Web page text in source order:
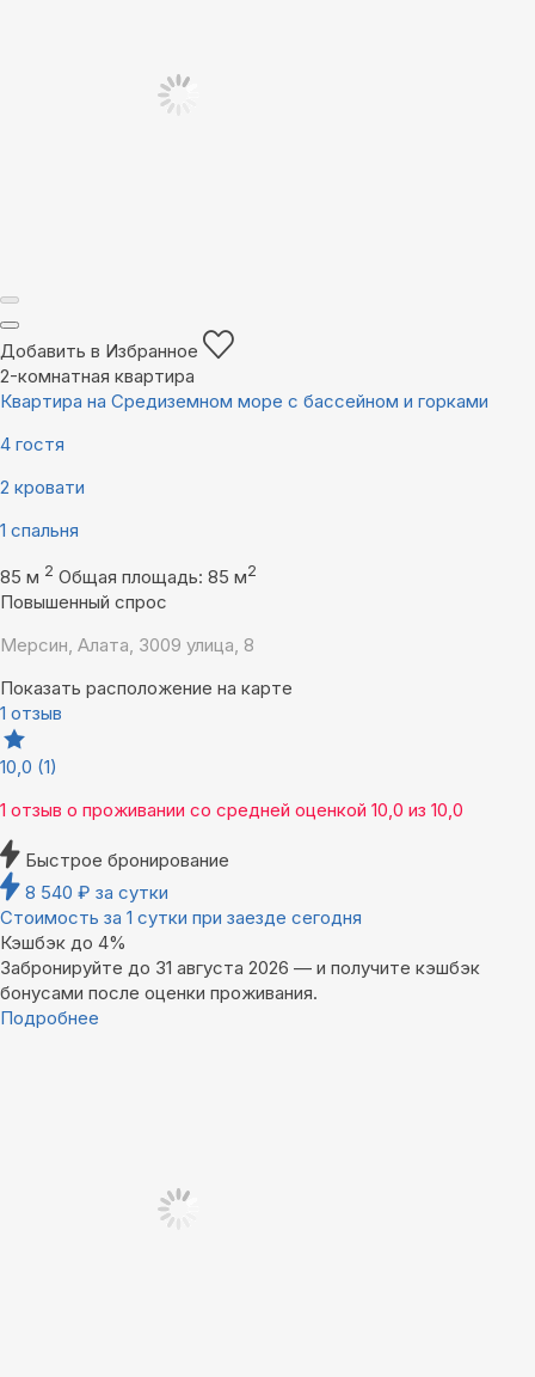
Добавить в Избранное
2-комнатная квартира
Квартира на Средиземном море с бассейном и горками
4 гостя
2 кровати
1 спальня
85 м 2 Общая площадь: 85 м2
Повышенный спрос
Мерсин, Алата, 3009 улица, 8
Показать расположение на карте
1 отзыв
10,0 (1)
1 отзыв о проживании со средней оценкой 10,0 из 10,0
Быстрое бронирование
8 540 ₽ за сутки
Стоимость за 1 сутки при заезде сегодня
Кэшбэк до 4%
Забронируйте до 31 августа 2026 — и получите кэшбэк
бонусами после оценки проживания.
Подробнее